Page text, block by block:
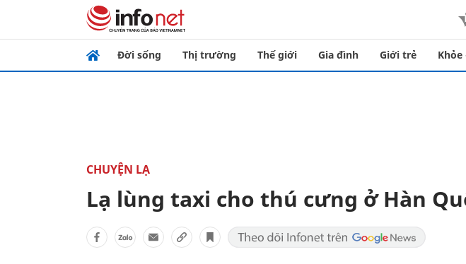
Đời sống Thị trường Thế giới Gia đình Giới trẻ Khỏe
CHUYỆN LẠ
Lạ lùng taxi cho thú cưng ở Hàn